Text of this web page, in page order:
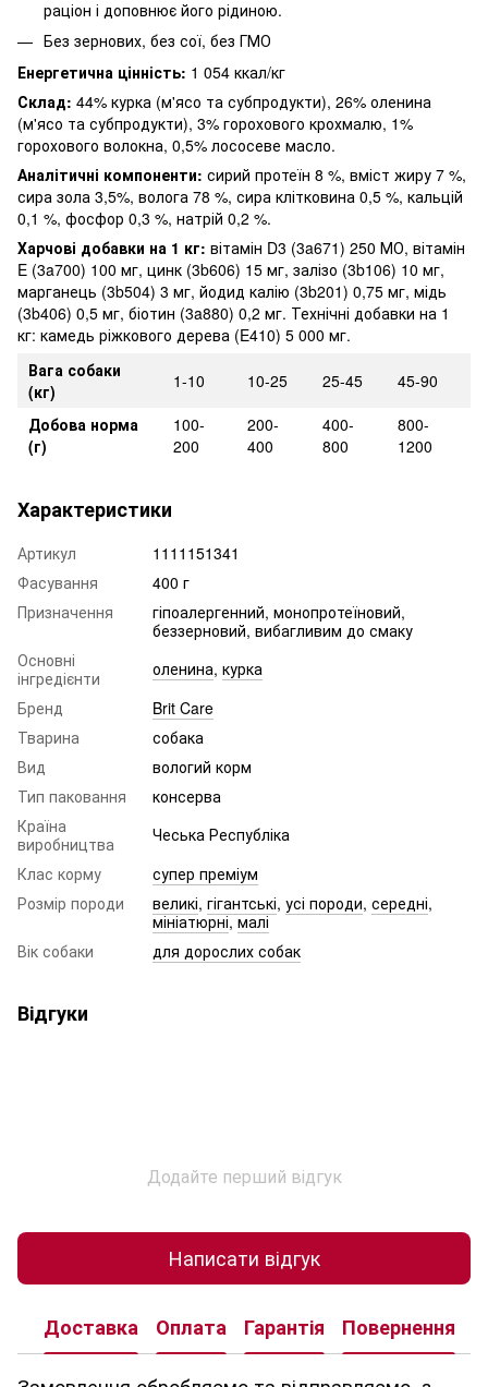
раціон і доповнює його рідиною.
Без зернових, без сої, без ГМО
Енергетична цінність: 1 054 ккал/кг
Склад: 44% курка (м'ясо та субпродукти), 26% оленина
(м'ясо та субпродукти), 3% горохового крохмалю, 1%
горохового волокна, 0,5% лососеве масло.
Аналітичні компоненти: сирий протеїн 8 %, вміст жиру 7 %,
сира зола 3,5%, волога 78 %, сира клітковина 0,5 %, кальцій
0,1 %, фосфор 0,3 %, натрій 0,2 %.
Харчові добавки на 1 кг: вітамін D3 (3a671) 250 МО, вітамін
E (3a700) 100 мг, цинк (3b606) 15 мг, залізо (3b106) 10 мг,
марганець (3b504) 3 мг, йодид калію (3b201) 0,75 мг, мідь
(3b406) 0,5 мг, біотин (3a880) 0,2 мг. Технічні добавки на 1
кг: камедь ріжкового дерева (E410) 5 000 мг.
Вага собаки
(кг)
1-10 10-25 25-45
45-90
Добова норма
(г)
100-
200
200-
400
400-
800
800-
1200
Характеристики
Артикул
1111151341
Фасування
400 г
Призначення
гіпоалергенний, монопротеїновий,
беззерновий, вибагливим до смаку
Основні
інгредієнти
оленина, курка
Бренд
Brit Care
Тварина
собака
Вид
вологий корм
Тип паковання
консерва
Країна
виробництва
Чеська Республіка
Клас корму
супер преміум
Розмір породи
великі, гігантські, усі породи, середні,
мініатюрні,малі
Вік собаки
для дорослих собак
Відгуки
Додайте перший відгук
Написати відгук
Доставка Оплата Гарантія Повернення